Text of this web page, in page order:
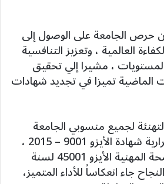
حرص الجامعة على الوصول إلى
العالمية ، وتعزيز التنافسية
، مشيرا إلي تحقيق
الماضية تميزا في تجديد شهادات
لجميع منسوبي الجامعة
بشأن التوصية باستمرارية شهادة الأيزو 9001 – 2015 ،
وشهادة السلامة والصحة المهنية الأيزو 45001 لسنة
النجاح جاء انعكاساً للأداء المتميز،